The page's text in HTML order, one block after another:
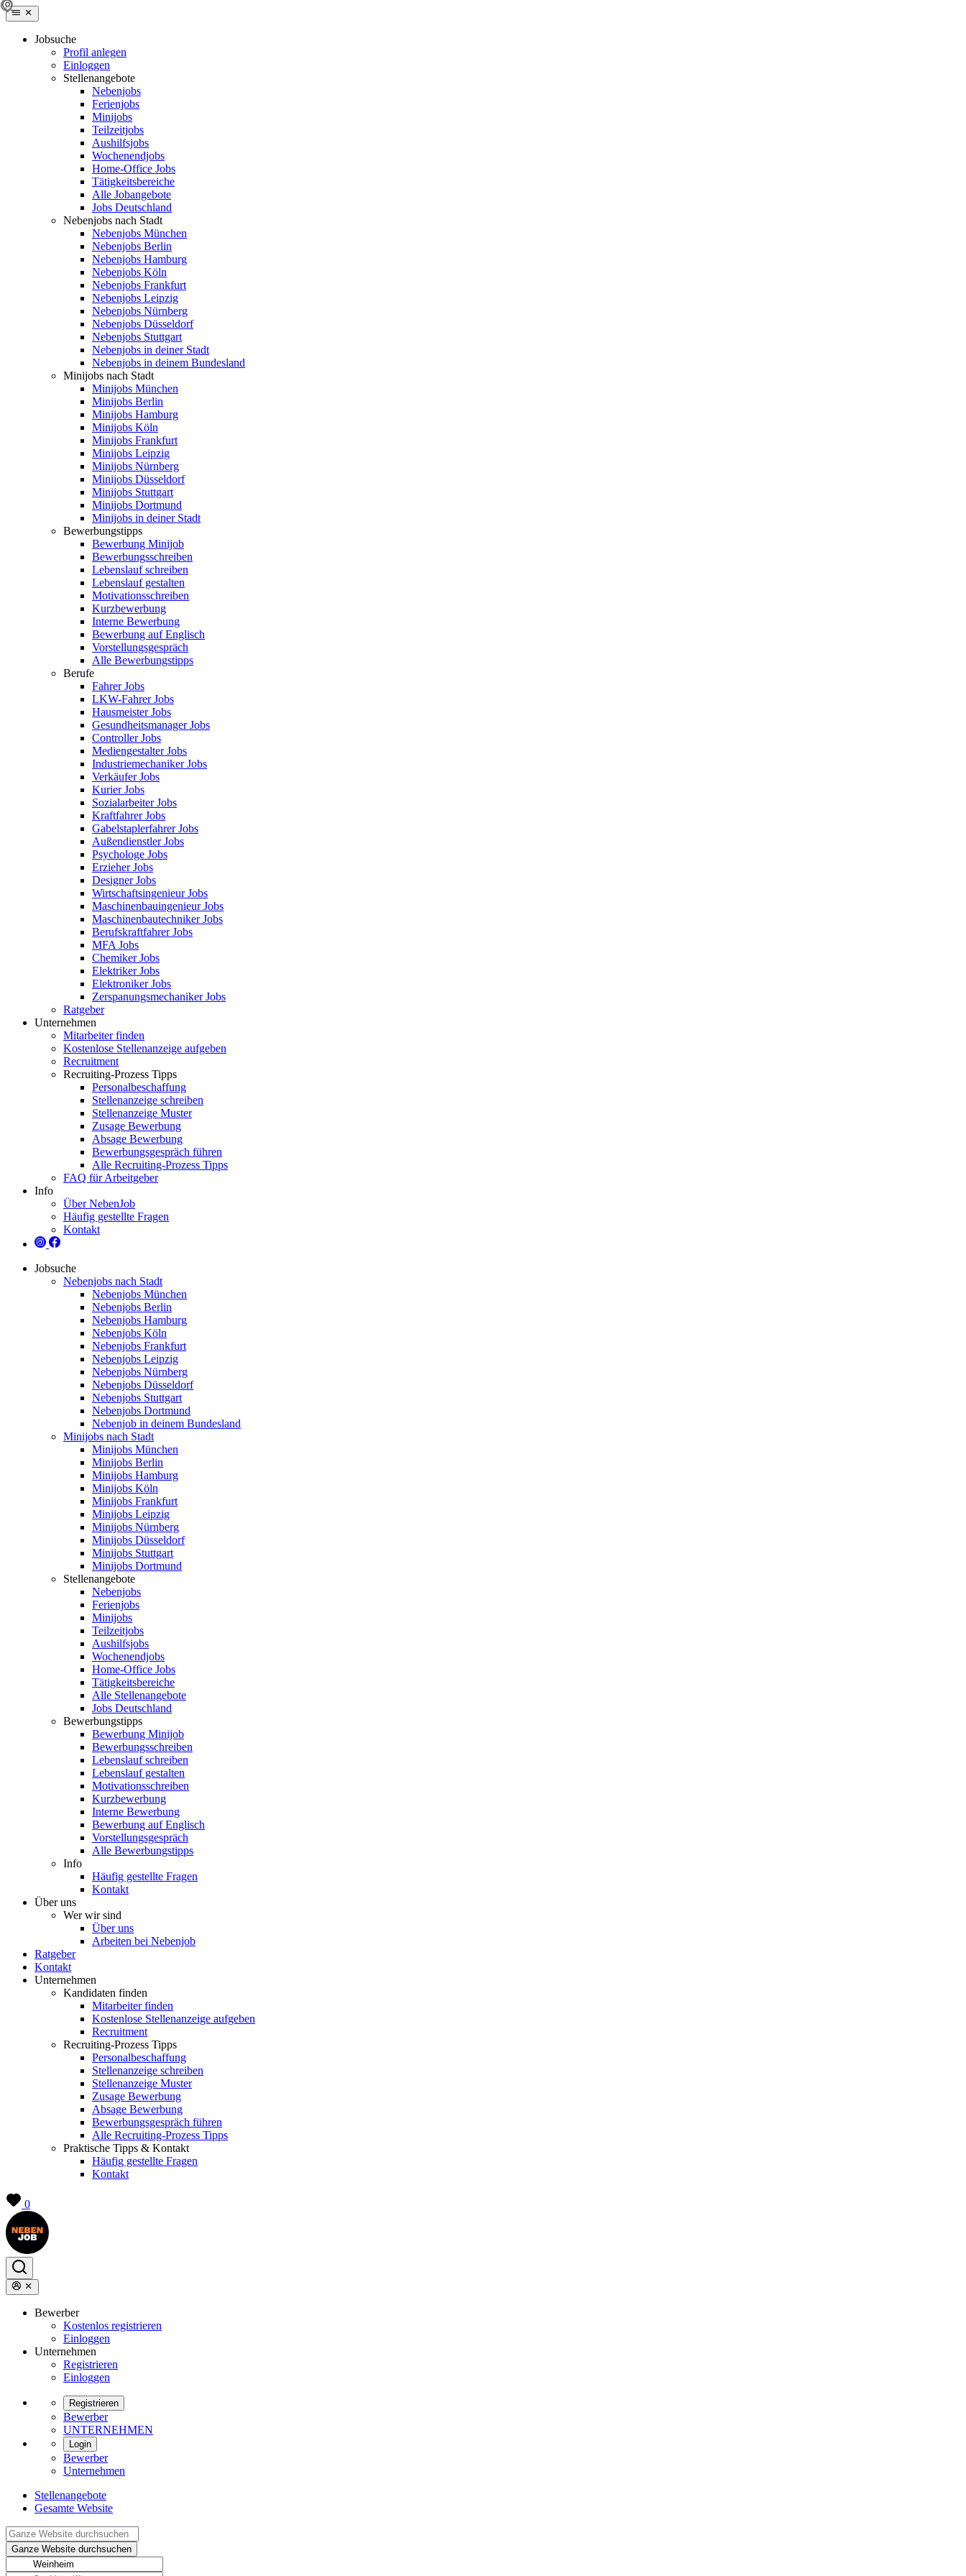
Jobsuche
Profil anlegen
Einloggen
Stellenangebote
Nebenjobs
Ferienjobs
Minijobs
Teilzeitjobs
Aushilfsjobs
Wochenendjobs
Home-Office Jobs
Tätigkeitsbereiche
Alle Jobangebote
Jobs Deutschland
Nebenjobs nach Stadt
Nebenjobs München
Nebenjobs Berlin
Nebenjobs Hamburg
Nebenjobs Köln
Nebenjobs Frankfurt
Nebenjobs Leipzig
Nebenjobs Nürnberg
Nebenjobs Düsseldorf
Nebenjobs Stuttgart
Nebenjobs in deiner Stadt
Nebenjobs in deinem Bundesland
Minijobs nach Stadt
Minijobs München
Minijobs Berlin
Minijobs Hamburg
Minijobs Köln
Minijobs Frankfurt
Minijobs Leipzig
Minijobs Nürnberg
Minijobs Düsseldorf
Minijobs Stuttgart
Minijobs Dortmund
Minijobs in deiner Stadt
Bewerbungstipps
Bewerbung Minijob
Bewerbungsschreiben
Lebenslauf schreiben
Lebenslauf gestalten
Motivationsschreiben
Kurzbewerbung
Interne Bewerbung
Bewerbung auf Englisch
Vorstellungsgespräch
Alle Bewerbungstipps
Berufe
Fahrer Jobs
LKW-Fahrer Jobs
Hausmeister Jobs
Gesundheitsmanager Jobs
Controller Jobs
Mediengestalter Jobs
Industriemechaniker Jobs
Verkäufer Jobs
Kurier Jobs
Sozialarbeiter Jobs
Kraftfahrer Jobs
Gabelstaplerfahrer Jobs
Außendienstler Jobs
Psychologe Jobs
Erzieher Jobs
Designer Jobs
Wirtschaftsingenieur Jobs
Maschinenbauingenieur Jobs
Maschinenbautechniker Jobs
Berufskraftfahrer Jobs
MFA Jobs
Chemiker Jobs
Elektriker Jobs
Elektroniker Jobs
Zerspanungsmechaniker Jobs
Ratgeber
Unternehmen
Mitarbeiter finden
Kostenlose Stellenanzeige aufgeben
Recruitment
Recruiting-Prozess Tipps
Personalbeschaffung
Stellenanzeige schreiben
Stellenanzeige Muster
Zusage Bewerbung
Absage Bewerbung
Bewerbungsgespräch führen
Alle Recruiting-Prozess Tipps
FAQ für Arbeitgeber
Info
Über NebenJob
Häufig gestellte Fragen
Kontakt
Jobsuche
Nebenjobs nach Stadt
Nebenjobs München
Nebenjobs Berlin
Nebenjobs Hamburg
Nebenjobs Köln
Nebenjobs Frankfurt
Nebenjobs Leipzig
Nebenjobs Nürnberg
Nebenjobs Düsseldorf
Nebenjobs Stuttgart
Nebenjobs Dortmund
Nebenjob in deinem Bundesland
Minijobs nach Stadt
Minijobs München
Minijobs Berlin
Minijobs Hamburg
Minijobs Köln
Minijobs Frankfurt
Minijobs Leipzig
Minijobs Nürnberg
Minijobs Düsseldorf
Minijobs Stuttgart
Minijobs Dortmund
Stellenangebote
Nebenjobs
Ferienjobs
Minijobs
Teilzeitjobs
Aushilfsjobs
Wochenendjobs
Home-Office Jobs
Tätigkeitsbereiche
Alle Stellenangebote
Jobs Deutschland
Bewerbungstipps
Bewerbung Minijob
Bewerbungsschreiben
Lebenslauf schreiben
Lebenslauf gestalten
Motivationsschreiben
Kurzbewerbung
Interne Bewerbung
Bewerbung auf Englisch
Vorstellungsgespräch
Alle Bewerbungstipps
Info
Häufig gestellte Fragen
Kontakt
Über uns
Wer wir sind
Über uns
Arbeiten bei Nebenjob
Ratgeber
Kontakt
Unternehmen
Kandidaten finden
Mitarbeiter finden
Kostenlose Stellenanzeige aufgeben
Recruitment
Recruiting-Prozess Tipps
Personalbeschaffung
Stellenanzeige schreiben
Stellenanzeige Muster
Zusage Bewerbung
Absage Bewerbung
Bewerbungsgespräch führen
Alle Recruiting-Prozess Tipps
Praktische Tipps & Kontakt
Häufig gestellte Fragen
Kontakt
0
Bewerber
Kostenlos registrieren
Einloggen
Unternehmen
Registrieren
Einloggen
Registrieren
Bewerber
UNTERNEHMEN
Login
Bewerber
Unternehmen
Stellenangebote
Gesamte Website